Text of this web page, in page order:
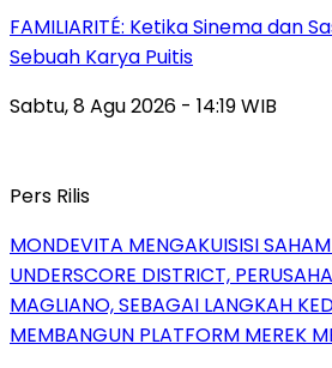
FAMILIARITÉ: Ketika Sinema dan
Sebuah Karya Puitis
Sabtu, 8 Agu 2026 - 14:19 WIB
Pers Rilis
MONDEVITA MENGAKUISISI
UNDERSCORE DISTRICT,
MAGLIANO, SEBAGAI LANGKAH
MEMBANGUN PLATFORM MEREK